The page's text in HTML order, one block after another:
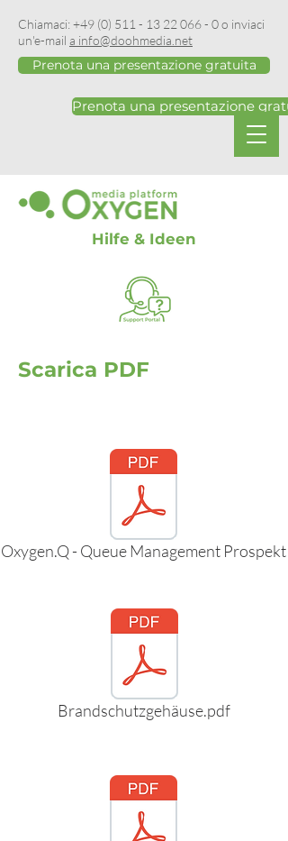
Chiamaci:+49 (0) 511 - 13 22 066 - 0o inviaci
un'e-mail a info@doohmedia.net
Prenota una presentazione gratuita
Prenota una presentazione
Hilfe & Ideen
Scarica PDF
Oxygen.Q - Queue Management Prospekt
Brandschutzgehäuse.pdf